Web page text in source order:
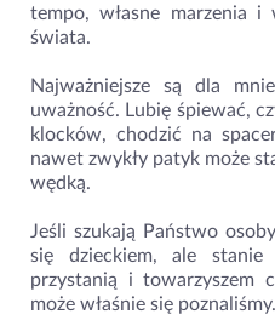
tempo, własne marzenia i
świata.
Najważniejsze są dla
uważność. Lubię śpiewać,
klocków, chodzić na
nawet zwykły patyk może
wędką.
Jeśli szukają Państwo
się dzieckiem, ale
przystanią i towarzyszem
może właśnie się poznaliśmy.